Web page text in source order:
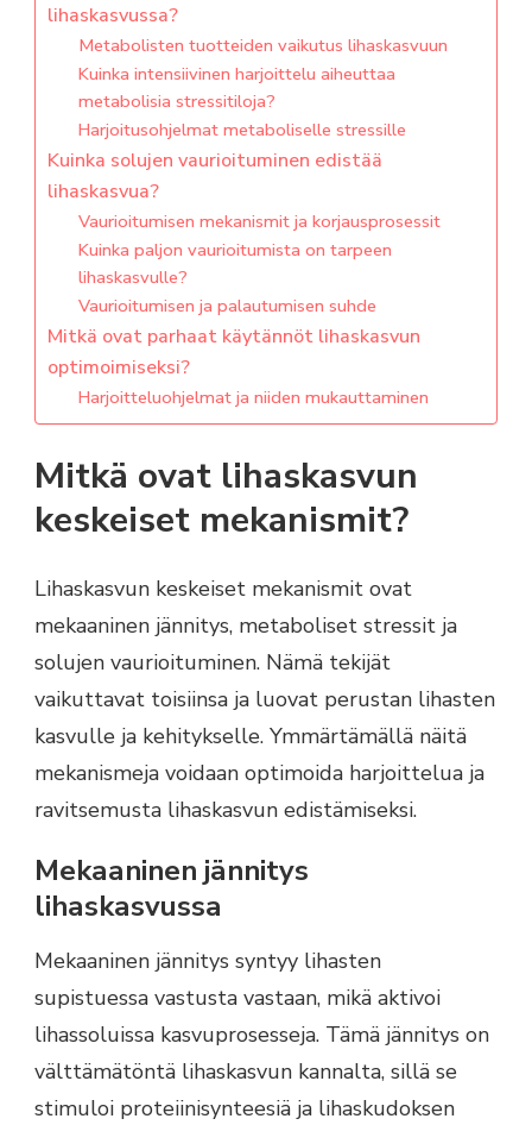
lihaskasvussa?
Metabolisten tuotteiden vaikutus lihaskasvuun
Kuinka intensiivinen harjoittelu aiheuttaa
metabolisia stressitiloja?
Harjoitusohjelmat metaboliselle stressille
Kuinka solujen vaurioituminen edistää
lihaskasvua?
Vaurioitumisen mekanismit ja korjausprosessit
Kuinka paljon vaurioitumista on tarpeen
lihaskasvulle?
Vaurioitumisen ja palautumisen suhde
Mitkä ovat parhaat käytännöt lihaskasvun
optimoimiseksi?
Harjoitteluohjelmat ja niiden mukauttaminen
Mitkä ovat lihaskasvun
keskeiset mekanismit?
Lihaskasvun keskeiset mekanismit ovat
mekaaninen jännitys, metaboliset stressit ja
solujen vaurioituminen. Nämä tekijät
vaikuttavat toisiinsa ja luovat perustan lihasten
kasvulle ja kehitykselle. Ymmärtämällä näitä
mekanismeja voidaan optimoida harjoittelua ja
ravitsemusta lihaskasvun edistämiseksi.
Mekaaninen jännitys
lihaskasvussa
Mekaaninen jännitys syntyy lihasten
supistuessa vastusta vastaan, mikä aktivoi
lihassoluissa kasvuprosesseja. Tämä jännitys on
välttämätöntä lihaskasvun kannalta, sillä se
stimuloi proteiinisynteesiä ja lihaskudoksen